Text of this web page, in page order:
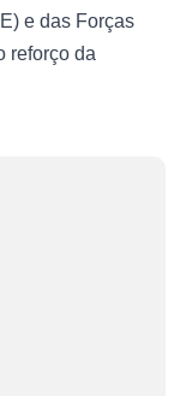
e das Forças
reforço da